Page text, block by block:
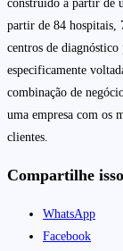
construído a partir de
partir de 84 hospitais,
centros de
especificamente
combinação de
uma empresa com os
clientes.
Compartilhe
WhatsApp
Facebook